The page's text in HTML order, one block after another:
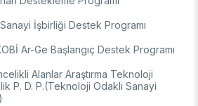
İşbirliği Destek Programı
Ar-Ge Başlangıç Destek Programı
Alanlar Araştırma Teknoloji
P. D. P.(Teknoloji Odaklı Sanayi